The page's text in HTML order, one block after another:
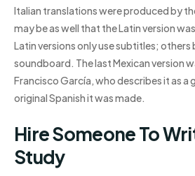
Italian translations were produced by
may be as well that the Latin version
Latin versions only use subtitles;
soundboard. The last Mexican version
Francisco García, who describes it as
original Spanish it was made.
Hire Someone To
Study